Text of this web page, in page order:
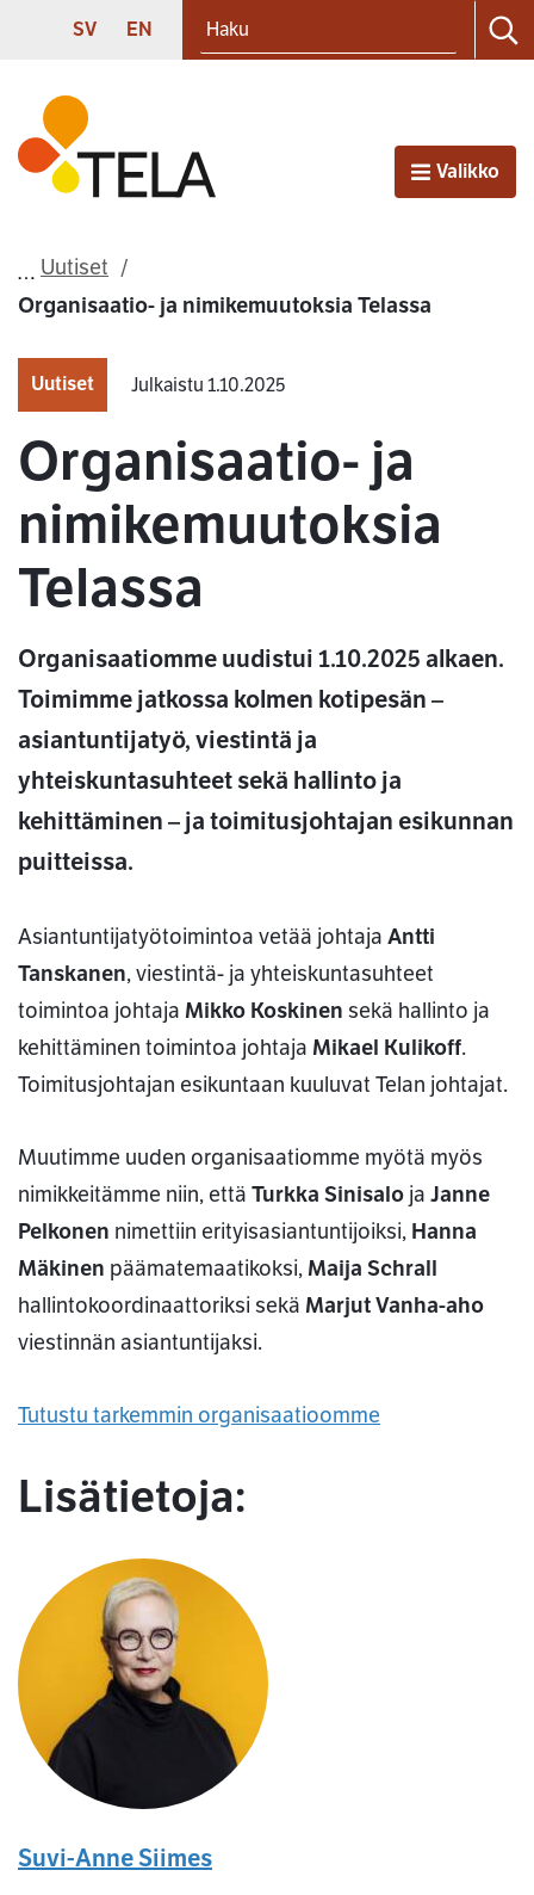
Siirry sisältöön
SVENSKA
SV ENGLISH
EN
Etusivu
AvaaValikko
Uutiset
Organisaatio- ja nimikemuutoksia Telassa
Uutiset Julkaistu 1.10.2025
Organisaatio- ja
nimikemuutoksia
Telassa
Organisaatiomme uudistui 1.10.2025 alkaen.
Toimimme jatkossa kolmen kotipesän –
asiantuntijatyö, viestintä ja
yhteiskuntasuhteet sekä hallinto ja
kehittäminen – ja toimitusjohtajan esikunnan
puitteissa.
Asiantuntijatyötoimintoa vetää johtaja Antti
Tanskanen, viestintä- ja yhteiskuntasuhteet
toimintoa johtaja Mikko Koskinen sekä hallinto ja
kehittäminen toimintoa johtaja Mikael Kulikoff.
Toimitusjohtajan esikuntaan kuuluvat Telan johtajat.
Muutimme uuden organisaatiomme myötä myös
nimikkeitämme niin, että Turkka Sinisalo ja Janne
Pelkonen nimettiin erityisasiantuntijoiksi, Hanna
Mäkinen päämatemaatikoksi, Maija Schrall
hallintokoordinaattoriksi sekä Marjut Vanha-aho
viestinnän asiantuntijaksi.
Tutustu tarkemmin organisaatioomme
Lisätietoja:
Suvi-Anne Siimes